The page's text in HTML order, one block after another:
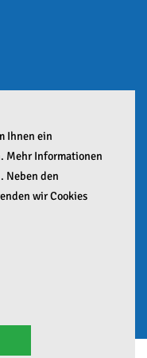
U15-Beachvolleyball
Ihnen ein
Mehr Informationen
Neben den
wir Cookies